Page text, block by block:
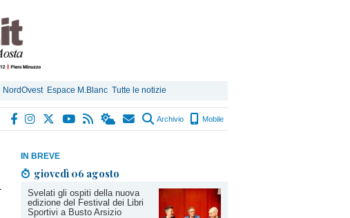
NordOvest Espace M.Blanc Tutte le notizie
Archivio Mobile
IN BREVE
giovedì 06 agosto
Svelati gli ospiti della nuova
edizione del Festival dei Libri
Sportivi a Busto Arsizio